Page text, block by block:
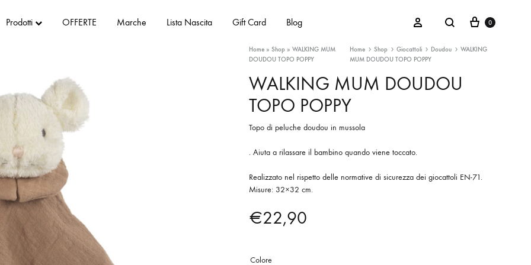
Prodotti OFFERTE Marche Lista Nascita Gift Card Blog Sign inSearch
Maschietti
Femminucce
Unisex
Cart
0
Home» Shop» WALKING MUM
DOUDOU TOPO POPPY
Home Shop Giocattoli Doudou
WALKING
MUM DOUDOU TOPO POPPY
WALKING MUM DOUDOU
TOPO POPPY
Topo di peluche doudou in mussola
. Aiuta a rilassare il bambino quando viene toccato.
Realizzato nel rispetto delle normative di sicurezza dei giocattoli EN-71.
Misure: 32×32 cm.
€22,90
Colore